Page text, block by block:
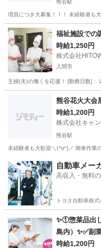
熊谷駅
埼玉 熊谷市 熊谷駅 飲食
福祉施設での
時給1,250円
株式会社
入間市
主婦(夫)の働くを応援！ [勤務日数]：
その他
熊谷花火大会
時給1,200円
株式会社キャ
熊谷駅
埼玉 熊谷市 熊谷駅 飲食
自動車メー
高収入・無料
トヨタ自動車株式
✨①惣菜品出
島内）✨✅副
✅扶養内ok
時給1,200円